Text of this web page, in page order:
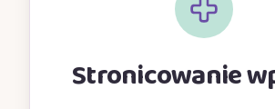
Stronicowanie